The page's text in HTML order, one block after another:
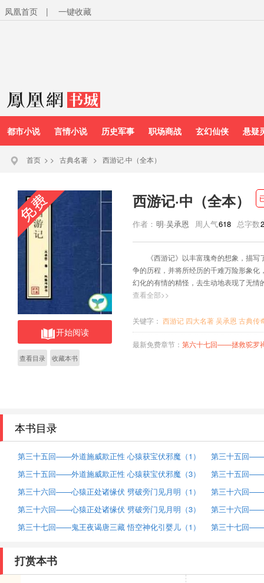
凤凰首页 | 一键收藏
都市小说 言情小说 历史军事 职场商战 玄幻仙侠 悬疑
首页 > > 古典名著 > 西游记·中（全本）
开始阅读
查看目录 收藏本书
西游记·中（全本）
作者： 明·吴承恩 周人气618 总字数
《西游记》以丰富瑰奇的想象，描
争的历程，并将所经历的千难万险形象
幻化的有情的精怪，去生动地表现了无
排除艰难的战斗精神，小说反映的正是人
查看全部>>
关键字： 西游记 四大名著吴承恩 古典传
最新免费章节： 第六十七回——拯救驼罗禅性稳
本书目录
第三十五回——外道施威欺正性 心猿获宝伏邪魔（1）
第三十五回——
第三十五回——外道施威欺正性 心猿获宝伏邪魔（3）
第三十五回——
第三十六回——心猿正处诸缘伏 劈破旁门见月明（1）
第三十六回——
第三十六回——心猿正处诸缘伏 劈破旁门见月明（3）
第三十六回——
第三十七回——鬼王夜谒唐三藏 悟空神化引婴儿（1）
第三十七回——
打赏本书